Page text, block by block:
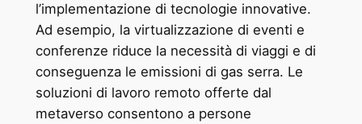
l’implementazione di tecnologie innovative.
Ad esempio, la virtualizzazione di eventi e
conferenze riduce la necessità di viaggi e di
conseguenza le emissioni di gas serra. Le
soluzioni di lavoro remoto offerte dal
metaverso consentono a persone